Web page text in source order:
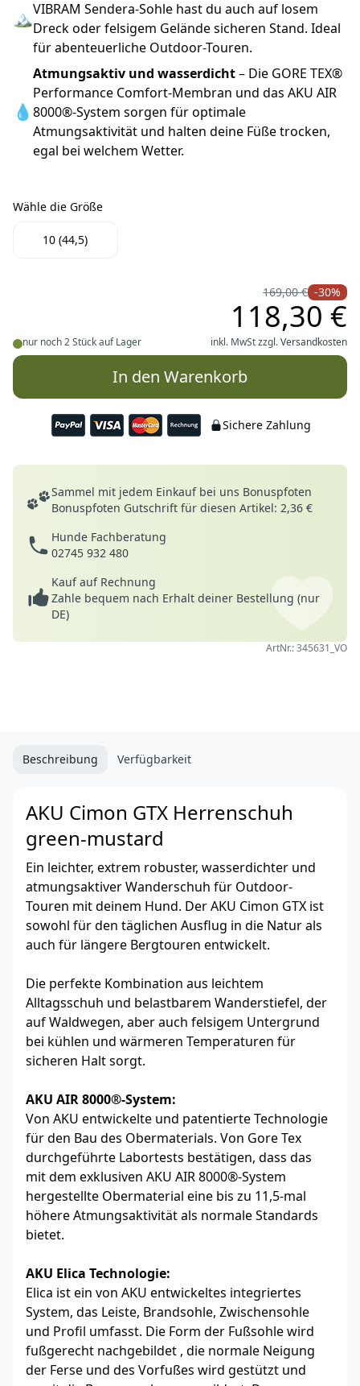
🏔VIBRAM Sendera-Sohle hast du auch auf losem
Dreck oder felsigem Gelände sicheren Stand. Ideal
für abenteuerliche Outdoor-Touren.
💧
Atmungsaktiv und wasserdicht– Die GORE TEX®
Performance Comfort-Membran und das AKU AIR
8000®-System sorgen für optimale
Atmungsaktivität und halten deine Füße trocken,
egal bei welchem Wetter.
Wähle die Größe
10 (44,5)
nur noch 2 Stück auf Lager
169,00 € -30%
118,30 €
inkl. MwSt zzgl.Versandkosten
In den Warenkorb
Sichere Zahlung
Deine Vorteile
Sammel mit jedem Einkauf bei uns Bonuspfoten
Bonuspfoten Gutschrift für diesen Artikel: 2,36 €
Hunde Fachberatung
02745 932 480
Kauf auf Rechnung
Zahle bequem nach Erhalt deiner Bestellung (nur
DE)
ArtNr.: 345631_VO
Beschreibung Verfügbarkeit
AKU Cimon GTX Herrenschuh
green-mustard
Ein leichter, extrem robuster, wasserdichter und
atmungsaktiver Wanderschuh für Outdoor-
Touren mit deinem Hund. Der AKU Cimon GTX ist
sowohl für den täglichen Ausflug in die Natur als
auch für längere Bergtouren entwickelt.
Die perfekte Kombination aus leichtem
Alltagsschuh und belastbarem Wanderstiefel, der
auf Waldwegen, aber auch felsigem Untergrund
bei kühlen und wärmeren Temperaturen für
sicheren Halt sorgt.
AKU AIR 8000®-System:
Von AKU entwickelte und patentierte Technologie
für den Bau des Obermaterials. Von Gore Tex
durchgeführte Labortests bestätigen, dass das
mit dem exklusiven AKU AIR 8000®-System
hergestellte Obermaterial eine bis zu 11,5-mal
höhere Atmungsaktivität als normale Standards
bietet.
AKU Elica Technologie:
Elica ist ein von AKU entwickeltes integriertes
System, das Leiste, Brandsohle, Zwischensohle
und Profil umfasst. Die Form der Fußsohle wird
fußgerecht nachgebildet , die normale Neigung
der Ferse und des Vorfußes wird gestützt und